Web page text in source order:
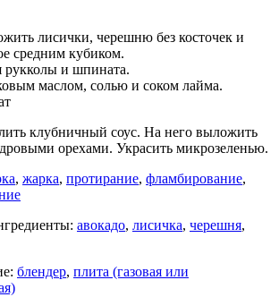
лисички, черешню без косточек и
средним кубиком.
рукколы и шпината.
маслом, солью и соком лайма.
клубничный соус. На него выложить
орехами. Украсить микрозеленью.
, жарка, протирание, фламбирование,
авокадо, лисичка, черешня,
блендер, плита (газовая или